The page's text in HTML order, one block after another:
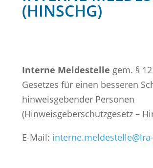
(HINSCHG)
Interne Meldestelle gem. §
Gesetzes für einen besseren
hinweisgebender Personen
(Hinweisgeberschutzgesetz –
E-Mail: